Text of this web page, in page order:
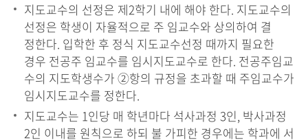
지도교수의 선정은 제2학기 내에 해야 한다. 지도교수의
선정은 학생이 자율적으로 주 임교수와 상의하여 결
정한다. 입학한 후 정식 지도교수선정 때까지 필요한
경우 전공주 임교수를 임시지도교수로 한다. 전공주임교
수의 지도학생수가 ②항의 규정을 초과할 때 주임교수가
임시지도교수를 정한다.
지도교수는 1인당 매 학년마다 석사과정 3인, 박사과정
2인 이내를 원칙으로 하되 불 가피한 경우에는 학과에 서